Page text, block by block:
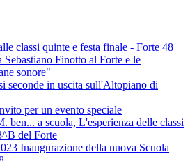
classi quinte e festa finale - Forte 48
Sebastiano Finotto al Forte e le
sonore"
seconde in uscita sull'Altopiano di
per un evento speciale
ben... a scuola, L'esperienza delle classi
del Forte
Inaugurazione della nuova Scuola